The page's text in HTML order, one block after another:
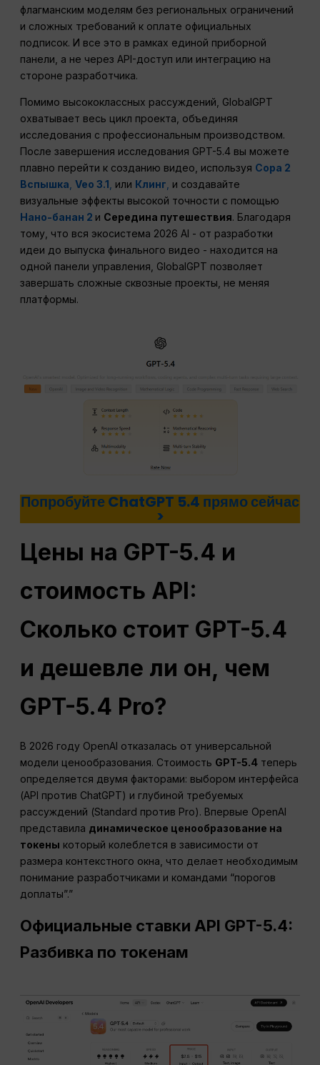
флагманским моделям без региональных ограничений
и сложных требований к оплате официальных
подписок. И все это в рамках единой приборной
панели, а не через API-доступ или интеграцию на
стороне разработчика.
Помимо высококлассных рассуждений, GlobalGPT
охватывает весь цикл проекта, объединяя
исследования с профессиональным производством.
После завершения исследования GPT-5.4 вы можете
плавно перейти к созданию видео, используя Сора 2
Вспышка ,Veo 3.1 или Клинг и создавайте
визуальные эффекты высокой точности с помощью
Нано-банан 2 и Середина путешествия. Благодаря
тому, что вся экосистема 2026 AI - от разработки
идеи до выпуска финального видео - находится на
одной панели управления, GlobalGPT позволяет
завершать сложные сквозные проекты, не меняя
платформы.
Попробуйте ChatGPT 5.4 прямо сейчас
>
Цены на GPT-5.4 и
стоимость API:
Сколько стоит GPT-5.4
и дешевле ли он, чем
GPT-5.4 Pro?
В 2026 году OpenAI отказалась от универсальной
модели ценообразования. Стоимость GPT-5.4 теперь
определяется двумя факторами: выбором интерфейса
(API против ChatGPT) и глубиной требуемых
рассуждений (Standard против Pro). Впервые OpenAI
представила динамическое ценообразование на
токены который колеблется в зависимости от
размера контекстного окна, что делает необходимым
понимание разработчиками и командами “порогов
доплаты”.”
Официальные ставки API GPT-5.4:
Разбивка по токенам